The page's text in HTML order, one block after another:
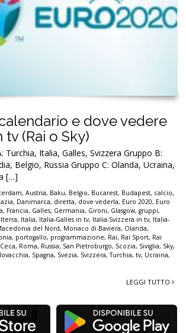
e dove vedere
(Rai o Sky)
Turchia, Italia, Galles, Svizzera Gruppo B:
Belgio, Russia Gruppo C: Olanda, Ucraina,
[…]
, Austria, Baku, Belgio, Bucarest, Budapest, calcio,
, Danimarca, diretta, dove vederla, Euro 2020, Euro
, Francia, Galles, Germania, Gironi, Glasgow, gruppi,
, Italia, Italia-Galles in tv, Italia-Svizzera in tv, Italia-
del Nord, Monaco di Baviera, Olanda,
, portogallo, programmazione, Rai, Rai Sport, Rai
, Roma, Russia, San Pietroburgo, Scozia, Siviglia, Sky,
, Spagna, Svezia, Svizzera,Turchia, tv, Ucraina,
LEGGI TUTTO